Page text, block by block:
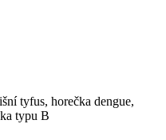
tyfus, horečka dengue,
typu B